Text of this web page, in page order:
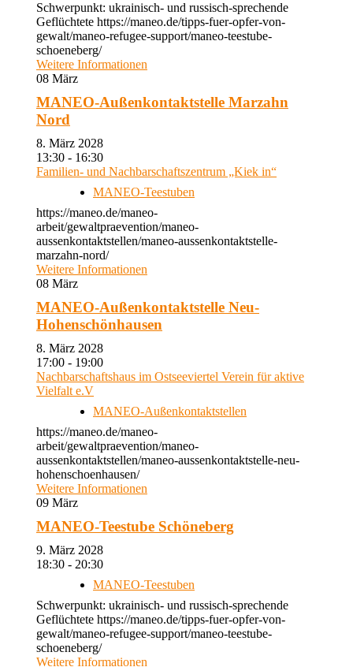
Schwerpunkt: ukrainisch- und russisch-sprechende
Geflüchtete https://maneo.de/tipps-fuer-opfer-von-
gewalt/maneo-refugee-support/maneo-teestube-
schoeneberg/
Weitere Informationen
08 März
MANEO-Außenkontaktstelle Marzahn
Nord
8. März 2028
13:30 - 16:30
Familien- und Nachbarschaftszentrum „Kiek in“
MANEO-Teestuben
https://maneo.de/maneo-
arbeit/gewaltpraevention/maneo-
aussenkontaktstellen/maneo-aussenkontaktstelle-
marzahn-nord/
Weitere Informationen
08 März
MANEO-Außenkontaktstelle Neu-
Hohenschönhausen
8. März 2028
17:00 - 19:00
Nachbarschaftshaus im Ostseeviertel Verein für aktive
Vielfalt e.V
MANEO-Außenkontaktstellen
https://maneo.de/maneo-
arbeit/gewaltpraevention/maneo-
aussenkontaktstellen/maneo-aussenkontaktstelle-neu-
hohenschoenhausen/
Weitere Informationen
09 März
MANEO-Teestube Schöneberg
9. März 2028
18:30 - 20:30
MANEO-Teestuben
Schwerpunkt: ukrainisch- und russisch-sprechende
Geflüchtete https://maneo.de/tipps-fuer-opfer-von-
gewalt/maneo-refugee-support/maneo-teestube-
schoeneberg/
Weitere Informationen